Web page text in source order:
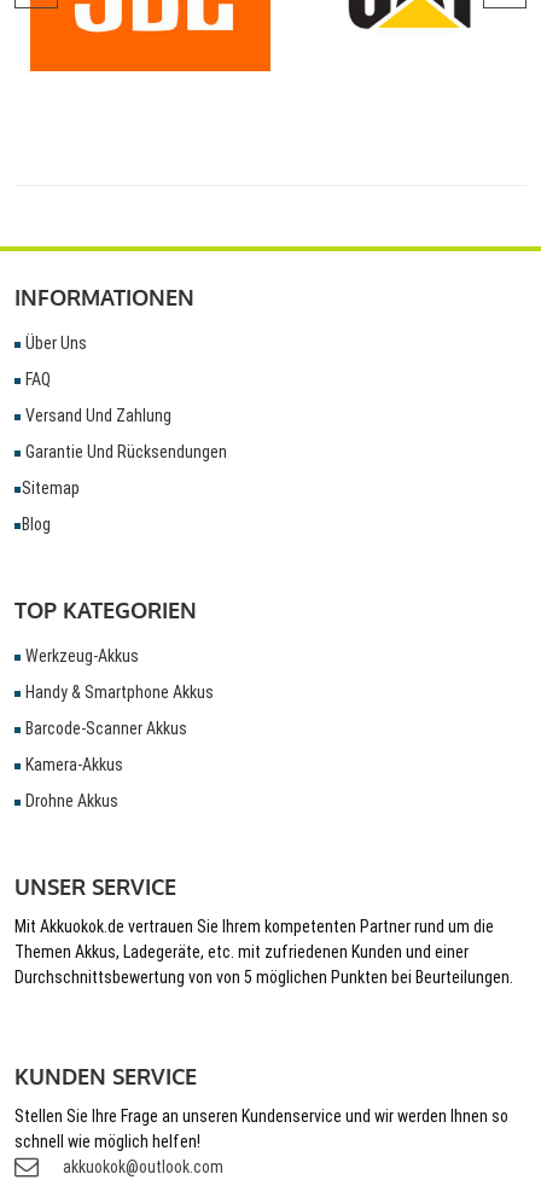
INFORMATIONEN
Über Uns
FAQ
Versand Und Zahlung
Garantie Und Rücksendungen
Sitemap
Blog
TOP KATEGORIEN
Werkzeug-Akkus
Handy & Smartphone Akkus
Barcode-Scanner Akkus
Kamera-Akkus
Drohne Akkus
UNSER SERVICE
Mit Akkuokok.de vertrauen Sie Ihrem kompetenten Partner rund um die
Themen Akkus, Ladegeräte, etc. mit zufriedenen Kunden und einer
Durchschnittsbewertung von von 5 möglichen Punkten bei Beurteilungen.
KUNDEN SERVICE
Stellen Sie Ihre Frage an unseren Kundenservice und wir werden Ihnen so
schnell wie möglich helfen!
akkuokok@outlook.com